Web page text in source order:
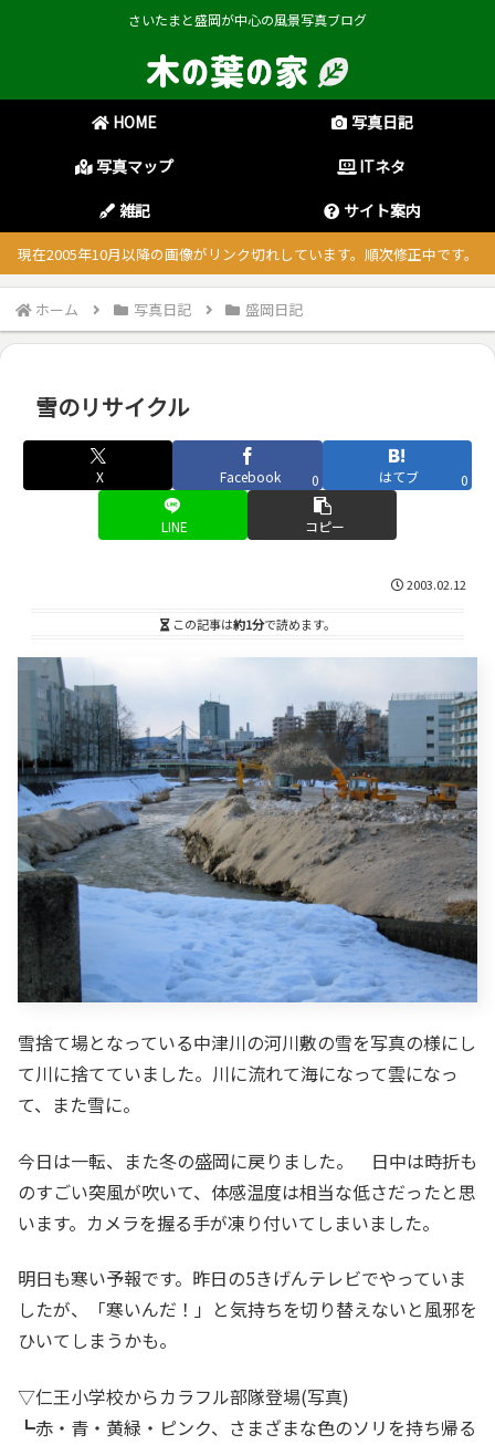
さいたまと盛岡が中心の風景写真ブログ
HOME
写真日記
写真マップ
ITネタ
雑記
サイト案内
現在2005年10月以降の画像がリンク切れしています。順次修正中です。
ホーム 写真日記 盛岡日記
雪のリサイクル
X Facebook 0 はてブ 0
LINE コピー
2003.02.12
この記事は約1分で読めます。
雪捨て場となっている中津川の河川敷の雪を写真の様にし
て川に捨てていました。川に流れて海になって雲になっ
て、また雪に。
今日は一転、また冬の盛岡に戻りました。 日中は時折も
のすごい突風が吹いて、体感温度は相当な低さだったと思
います。カメラを握る手が凍り付いてしまいました。
明日も寒い予報です。昨日の5きげんテレビでやっていま
したが、「寒いんだ！」と気持ちを切り替えないと風邪を
ひいてしまうかも。
▽仁王小学校からカラフル部隊登場(写真)
┗赤・青・黄緑・ピンク、さまざまな色のソリを持ち帰る